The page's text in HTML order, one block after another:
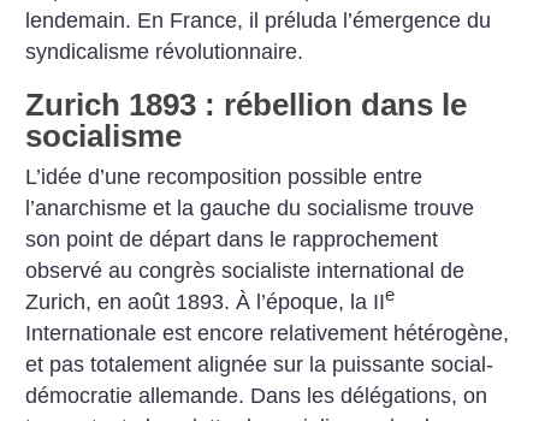
lendemain. En France, il préluda l’émergence du
syndicalisme révolutionnaire.
Zurich 1893 : rébellion dans le
socialisme
L’idée d’une recomposition possible entre
l’anarchisme et la gauche du socialisme trouve
son point de départ dans le rapprochement
observé au congrès socialiste international de
Zurich, en août 1893. À l’époque, la IIe
Internationale est encore relativement hétérogène,
et pas totalement alignée sur la puissante social-
démocratie allemande. Dans les délégations, on